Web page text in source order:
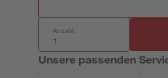
Anzahl:
Unsere passenden